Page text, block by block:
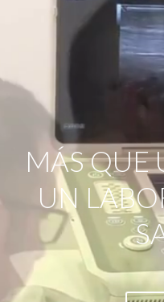
MÁS QUE
UN